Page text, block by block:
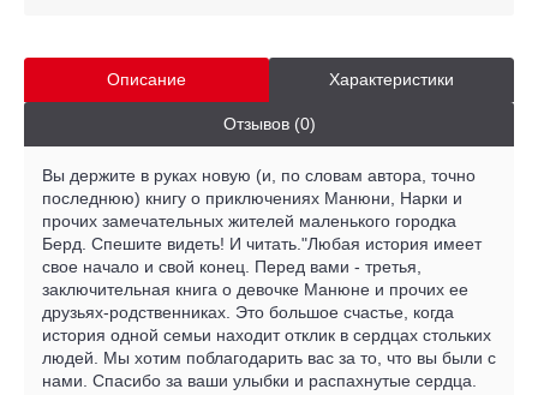
Описание Характеристики
Отзывов (0)
Вы держите в руках новую (и, по словам автора, точно
последнюю) книгу о приключениях Манюни, Нарки и
прочих замечательных жителей маленького городка
Берд. Спешите видеть! И читать."Любая история имеет
свое начало и свой конец. Перед вами - третья,
заключительная книга о девочке Манюне и прочих ее
друзьях-родственниках. Это большое счастье, когда
история одной семьи находит отклик в сердцах стольких
людей. Мы хотим поблагодарить вас за то, что вы были с
нами. Спасибо за ваши улыбки и распахнутые сердца.